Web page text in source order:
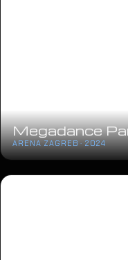
Megadance
ARENA ZAGREB · 2024